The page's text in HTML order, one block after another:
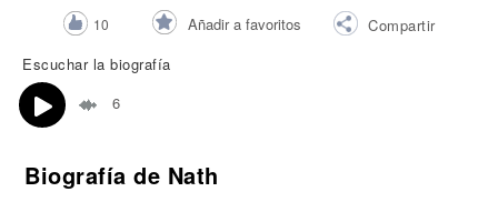
10 Añadir a favoritos
Compartir
Escuchar la biografía
6
Biografía de Nath